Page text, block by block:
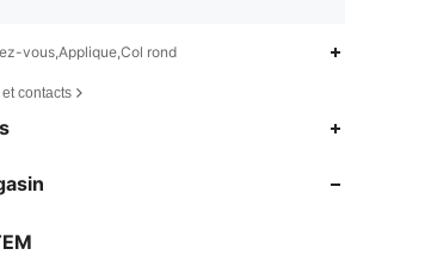
vous,Applique,Col rond
contacts